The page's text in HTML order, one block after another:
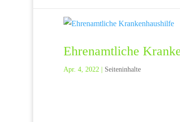
Ehrenamtliche
Apr. 4, 2022| Seiteninhalte